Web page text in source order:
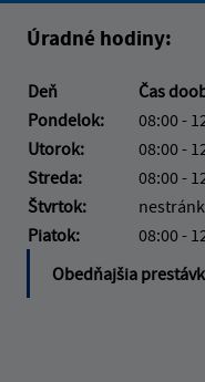
Úradné hodiny:
Deň
Čas
Pondelok:
08:00 -
Utorok:
08:00 -
Streda:
08:00 -
Štvrtok:
Piatok:
08:00 -
Obedňajšia